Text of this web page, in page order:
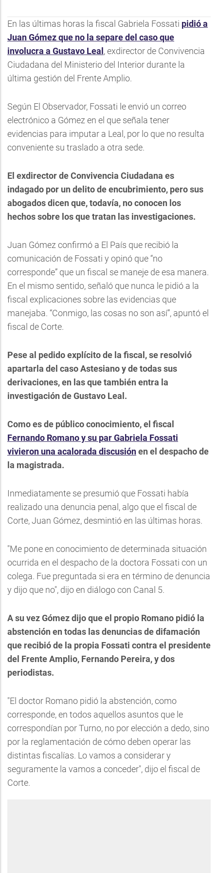
En las últimas horas la fiscal Gabriela Fossati pidió a
Juan Gómez que no la separe del caso que
involucra a Gustavo Leal , exdirector de Convivencia
Ciudadana del Ministerio del Interior durante la
última gestión del Frente Amplio.
Según El Observador, Fossati le envió un correo
electrónico a Gómez en el que señala tener
evidencias para imputar a Leal, por lo que no resulta
conveniente su traslado a otra sede.
El exdirector de Convivencia Ciudadana es
indagado por un delito de encubrimiento, pero sus
abogados dicen que, todavía, no conocen los
hechos sobre los que tratan las investigaciones.
Juan Gómez confirmó a El País que recibió la
comunicación de Fossati y opinó que “no
corresponde” que un fiscal se maneje de esa manera.
En el mismo sentido, señaló que nunca le pidió a la
fiscal explicaciones sobre las evidencias que
manejaba. “Conmigo, las cosas no son así”, apuntó el
fiscal de Corte.
Pese al pedido explícito de la fiscal, se resolvió
apartarla del caso Astesiano y de todas sus
derivaciones, en las que también entra la
investigación de Gustavo Leal.
Como es de público conocimiento, el fiscal
Fernando Romano y su par Gabriela Fossati
vivieron una acalorada discusiónen el despacho de
la magistrada.
Inmediatamente se presumió que Fossati había
realizado una denuncia penal, algo que el fiscal de
Corte, Juan Gómez, desmintió en las últimas horas.
"Me pone en conocimiento de determinada situación
ocurrida en el despacho de la doctora Fossati con un
colega. Fue preguntada si era en término de denuncia
y dijo que no", dijo en diálogo con Canal 5.
A su vez Gómez dijo que el propio Romano pidió la
abstención en todas las denuncias de difamación
que recibió de la propia Fossati contra el presidente
del Frente Amplio, Fernando Pereira, y dos
periodistas.
"El doctor Romano pidió la abstención, como
corresponde, en todos aquellos asuntos que le
correspondían por Turno, no por elección a dedo, sino
por la reglamentación de cómo deben operar las
distintas fiscalías. Lo vamos a considerar y
seguramente la vamos a conceder", dijo el fiscal de
Corte.